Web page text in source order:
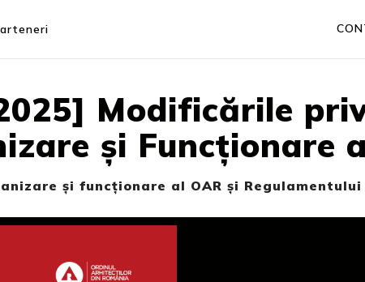
Modificările
și Funcționare
și funcționare al OAR și Regulamentului